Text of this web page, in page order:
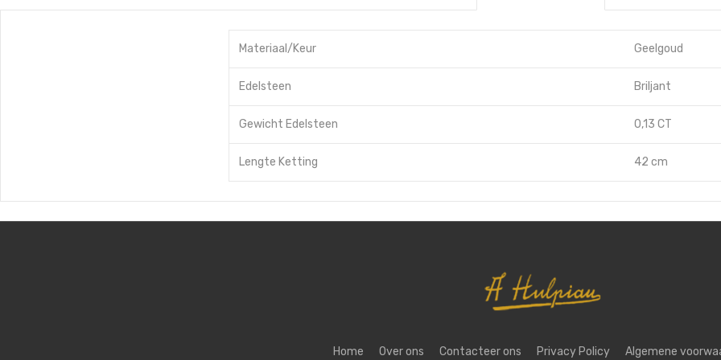
Materiaal/Keur Geelgoud
Edelsteen Briljant
Gewicht Edelsteen 0,13 CT
Lengte Ketting 42 cm
Home Over ons Contacteer ons Privacy Policy Algemene